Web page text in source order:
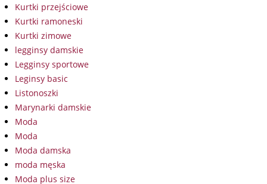
Kurtki przejściowe
Kurtki ramoneski
Kurtki zimowe
legginsy damskie
Legginsy sportowe
Leginsy basic
Listonoszki
Marynarki damskie
Moda
Moda
Moda damska
moda męska
Moda plus size